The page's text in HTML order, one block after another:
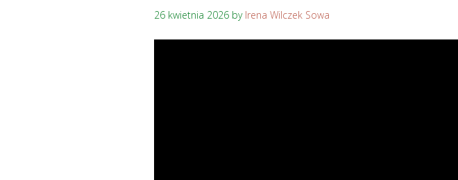
26 kwietnia 2026 by Irena Wilczek Sowa